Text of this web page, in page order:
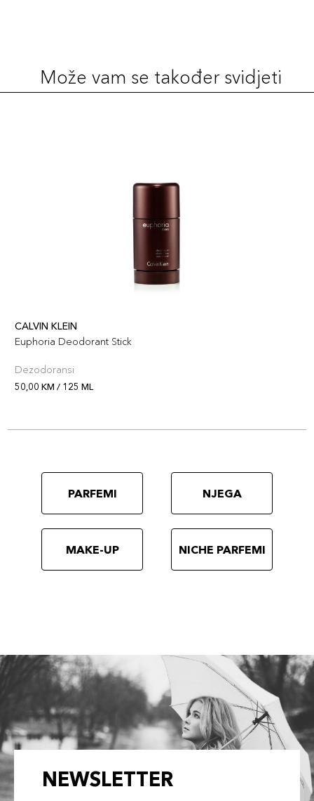
Može vam se također svidjeti
CALVIN KLEIN
Euphoria Deodorant Stick
Dezodoransi
50,00 KM / 125 ML
PARFEMI NJEGA
MAKE-UP NICHE PARFEMI
NEWSLETTER